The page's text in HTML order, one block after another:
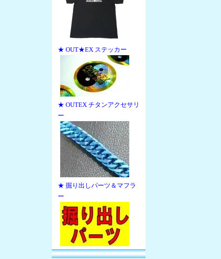
★ OUT★EX ステッカー
★ OUTEX チタンアクセサリ
ー
★ 掘り出しパーツ＆マフラ
ー